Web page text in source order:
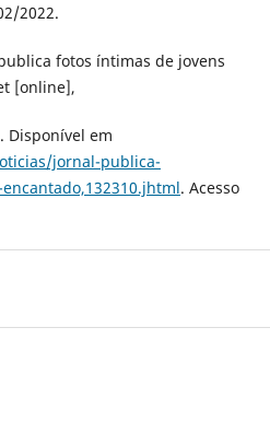
2022.
fotos íntimas de jovens
[online],
Disponível em
jornal-publica-
. Acesso